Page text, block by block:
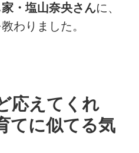
・塩山奈央さんに、
わりました。
応えてくれ
てに似てる気